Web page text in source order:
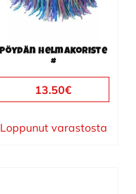
Pöydän helmakoriste
#
13.50€
Loppunut varastosta